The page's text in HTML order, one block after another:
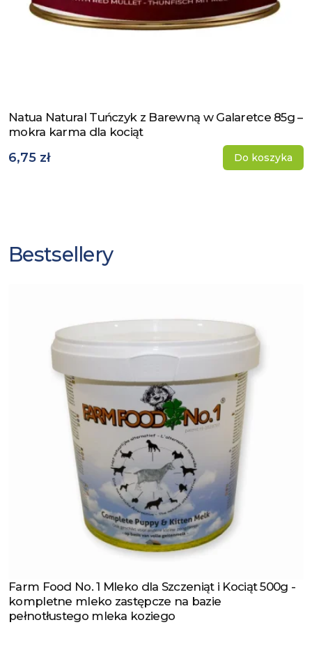
Zobacz produkt
Natua Natural Tuńczyk z Barewną w Galaretce 85g –
mokra karma dla kociąt
6,75 zł Do koszyka
Bestsellery
Zobacz produkt
Farm Food No. 1 Mleko dla Szczeniąt i Kociąt 500g -
kompletne mleko zastępcze na bazie
pełnotłustego mleka koziego